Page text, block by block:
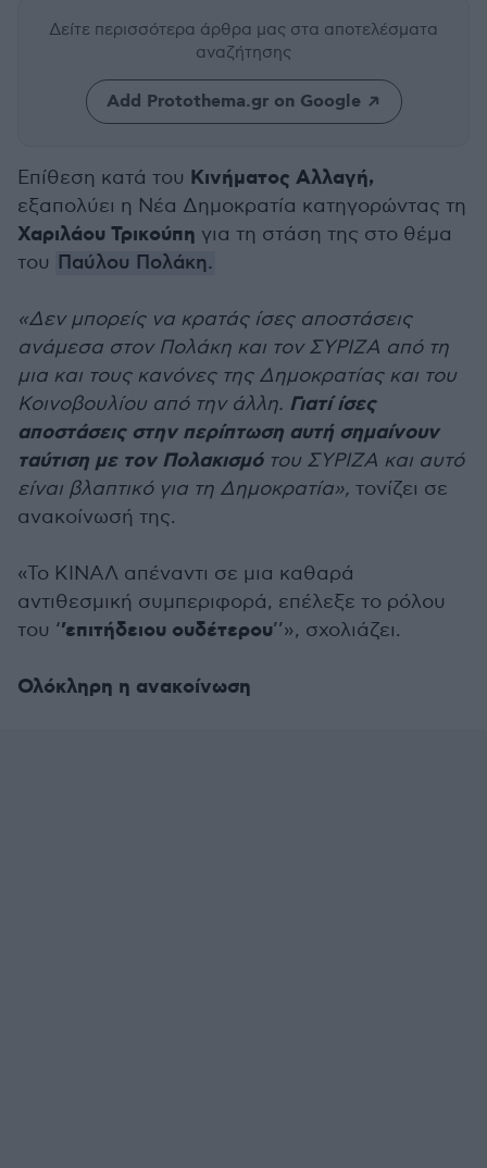
Δείτε περισσότερα άρθρα μας στα αποτελέσματα
αναζήτησης
Add Protothema.gr on Google
Επίθεση κατά του Κινήματος Αλλαγή,
εξαπολύει η Νέα Δημοκρατία κατηγορώντας τη
Χαριλάου Τρικούπη για τη στάση της στο θέμα
του Παύλου Πολάκη.
«Δεν μπορείς να κρατάς ίσες αποστάσεις
ανάμεσα στον Πολάκη και τον ΣΥΡΙΖΑ από τη
μια και τους κανόνες της Δημοκρατίας και του
Κοινοβουλίου από την άλλη. Γιατί ίσες
αποστάσεις στην περίπτωση αυτή σημαίνουν
ταύτιση με τον Πολακισμότου ΣΥΡΙΖΑ και αυτό
είναι βλαπτικό για τη Δημοκρατία», τονίζει σε
ανακοίνωσή της.
«Το ΚΙΝΑΛ απέναντι σε μια καθαρά
αντιθεσμική συμπεριφορά, επέλεξε το ρόλου
του ‘’επιτήδειου ουδέτερου’’», σχολιάζει.
Ολόκληρη η ανακοίνωση